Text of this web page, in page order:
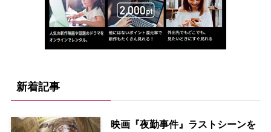
新着記事
映画『夜勤事件』ラストシーンを